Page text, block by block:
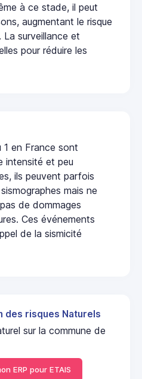
à ce stade, il peut
augmentant le risque
surveillance et
pour réduire les
1 en France sont
intensité et peu
ils peuvent parfois
mais ne
de dommages
Ces événements
de la sismicité
des risques Naturels
sur la commune de
ERP pour ETAIS